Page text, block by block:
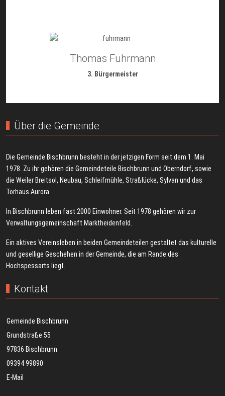
Thomas Fuhrmann
3. Bürgermeister
Über die Gemeinde
Die Gemeinde Bischbrunn besteht in der jetzigen Form seit dem 1. Mai
1978. Zu ihr gehören die Gemeindeteile Bischbrunn und Oberndorf, sowie
die Weiler Breitsol, Neubau, Schleifmühle, Straßlücke, Sylvan und das
Torhaus Aurora.
In Bischbrunn leben fast 2000 Einwohner. Seit 1978 gehören wir zur
Verwaltungsgemeinschaft Marktheidenfeld.
Ein aktives Vereinsleben in beiden Gemeindeteilen gestaltet das kulturelle
und gesellige Geschehen in der Gemeinde, die am Rande des
Hochspessarts liegt.
Kontakt
Gemeinde Bischbrunn
Grundstraße 55
97836 Bischbrunn
09394 99890
E-Mail